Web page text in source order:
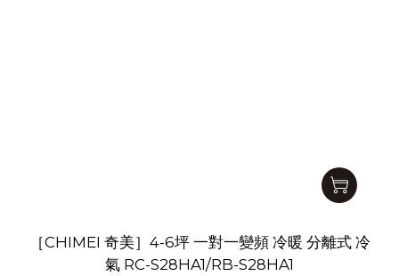
［CHIMEI 奇美］4-6坪 一對一變頻 冷暖 分離式 冷
氣 RC-S28HA1/RB-S28HA1